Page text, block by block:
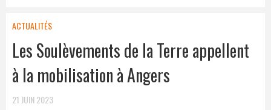
ACTUALITÉS
Les Soulèvements de la Terre appellent
à la mobilisation à Angers
21 JUIN 2023